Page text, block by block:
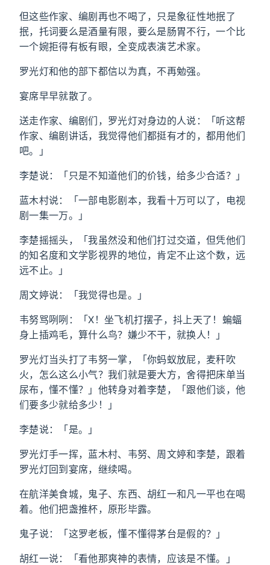
但这些作家、编剧再也不喝了，只是象征性地抿了
抿，托词要么是酒量有限，要么是肠胃不行，一个比
一个婉拒得有板有眼，全变成表演艺术家。
罗光灯和他的部下都信以为真，不再勉强。
宴席早早就散了。
送走作家、编剧们，罗光灯对身边的人说：「听这帮
作家、编剧讲话，我觉得他们都挺有才的，都用他们
吧。」
李楚说：「只是不知道他们的价钱，给多少合适？」
蓝木村说：「一部电影剧本，我看十万可以了，电视
剧一集一万。」
李楚摇摇头，「我虽然没和他们打过交道，但凭他们
的知名度和文学影视界的地位，肯定不止这个数，远
远不止。」
周文婷说：「我觉得也是。」
韦努骂咧咧：「X！坐飞机打摆子，抖上天了！蝙蝠
身上插鸡毛，算什么鸟？嫌少不干，就换人！」
罗光灯当头打了韦努一掌，「你蚂蚁放屁，麦秆吹
火，怎么这么小气？我们就是要大方，舍得把床单当
尿布，懂不懂？」他转身对着李楚，「跟他们谈，他
们要多少就给多少！」
李楚说：「是。」
罗光灯手一挥，蓝木村、韦努、周文婷和李楚，跟着
罗光灯回到宴席，继续喝。
在航洋美食城，鬼子、东西、胡红一和凡一平也在喝
着。他们把盏推杯，原形毕露。
鬼子说：「这罗老板，懂不懂得茅台是假的？」
胡红一说：「看他那爽神的表情，应该是不懂。」